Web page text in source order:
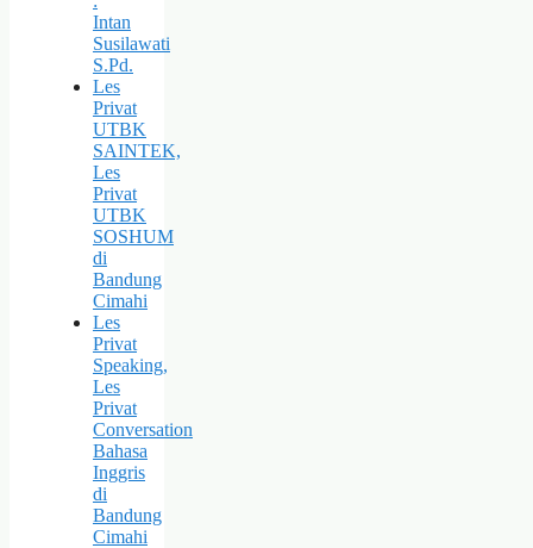
Intan
Susilawati
S.Pd.
Les
Privat
UTBK
SAINTEK,
Les
Privat
UTBK
SOSHUM
di
Bandung
Cimahi
Les
Privat
Speaking,
Les
Privat
Conversation
Bahasa
Inggris
di
Bandung
Cimahi